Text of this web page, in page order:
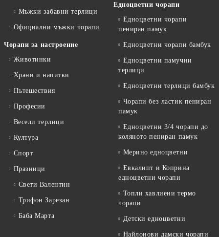
Мъжки забавни терлици
Официални мъжки чорапи
Чорапи за настроение
Животинки
Храни и напитки
Пътешествия
Професии
Весели терлици
Култура
Спорт
Празници
Свети Валентин
Трифон Зарезан
Баба Марта
Едноцветни чорапи
Едноцветни чорапи
пениран памук
Едноцветни чорапи бамбук
Едноцветни памучни
терлици
Едноцветни терлици бамбук
Чорапи без ластик пениран
памук
Едноцветни 3/4 чорапи до
коляното пениран памук
Мерино едноцветни
Евкалипт и Коприна
едноцветни чорапи
Топли хавлиени термо
чорапи
Детски едноцветни
Найлонови дамски чорапи